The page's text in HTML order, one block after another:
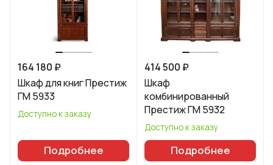
164 180 ₽
Шкаф для книг Престиж
ГМ 5933
Доступно к заказу
Подробнее
414 500 ₽
Шкаф
комбинированный
Престиж ГМ 5932
Доступно к заказу
Подробнее